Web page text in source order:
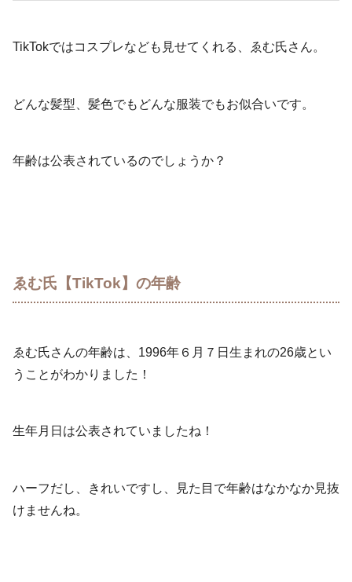
TikTokではコスプレなども見せてくれる、ゑむ氏さん。
どんな髪型、髪色でもどんな服装でもお似合いです。
年齢は公表されているのでしょうか？
ゑむ氏【TikTok】の年齢
ゑむ氏さんの年齢は、1996年６月７日生まれの26歳とい
うことがわかりました！
生年月日は公表されていましたね！
ハーフだし、きれいですし、見た目で年齢はなかなか見抜
けませんね。